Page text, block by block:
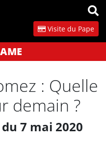
Visite du Pape
: Quelle
demain ?
7 mai 2020